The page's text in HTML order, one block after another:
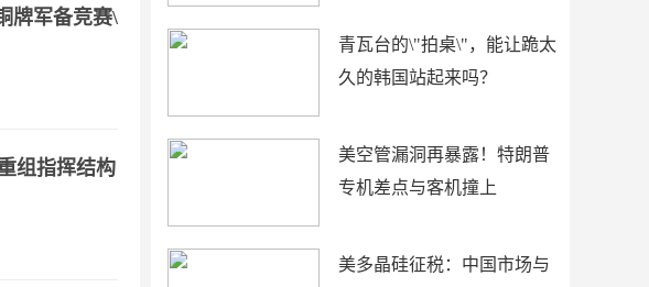
青瓦台的\"拍桌\"，能让跪太
久的韩国站起来吗？
美空管漏洞再暴露！特朗普
专机差点与客机撞上
美多晶硅征税：中国市场与
牌军备竞赛\"
组指挥结构